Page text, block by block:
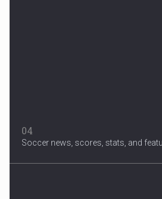
04
Soccer news, scores, stats, and